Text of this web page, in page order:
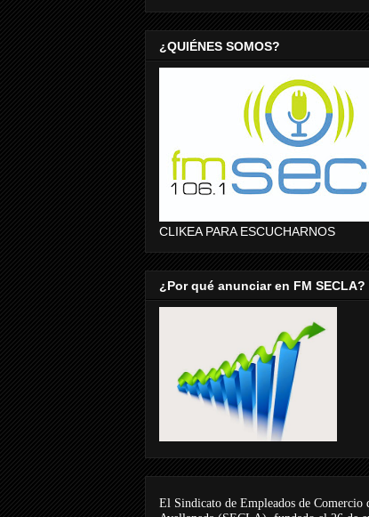
¿QUIÉNES SOMOS?
CLIKEA PARA ESCUCHARNOS
¿Por qué anunciar en FM SECLA?
El Sindicato de Empleados de Comercio